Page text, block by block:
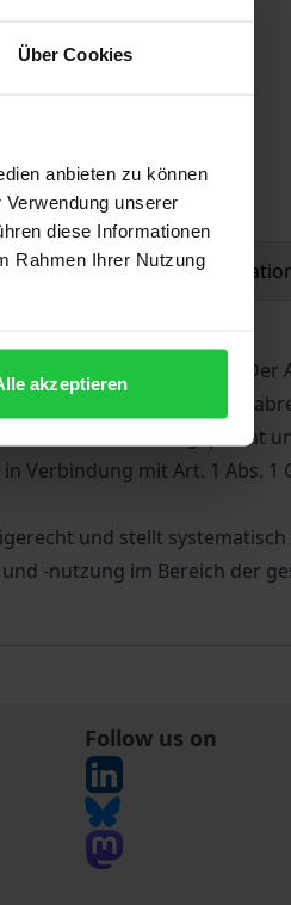
Über Cookies
anbieten zu können
unserer
diese Informationen
Rahmen Ihrer Nutzung
akzeptieren
Product safety
Krankenversicherung. Der
die für die
ärztlichen Schweigepflicht
Verbindung mit Art. 1 Abs. 1
und stellt
-nutzung im Bereich der
Follow us on